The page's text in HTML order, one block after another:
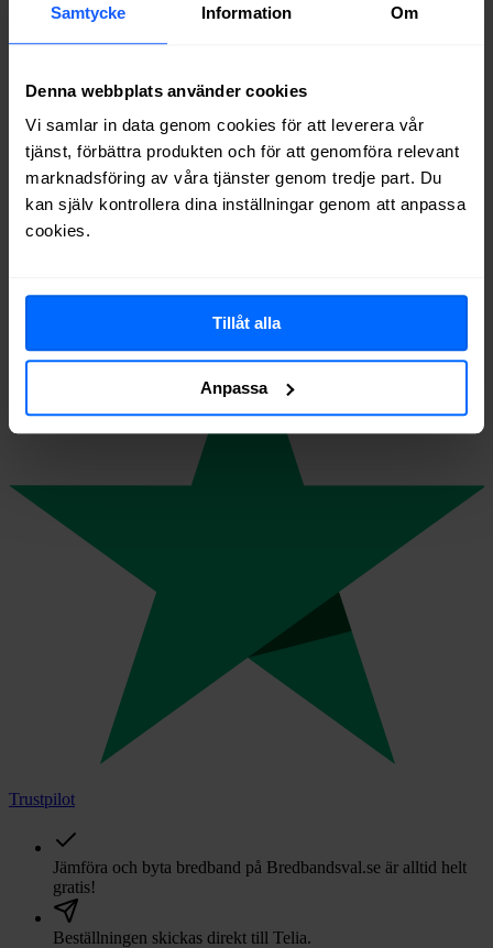
Samtycke Information Om
Denna webbplats använder cookies
Vi samlar in data genom cookies för att leverera vår
tjänst, förbättra produkten och för att genomföra relevant
marknadsföring av våra tjänster genom tredje part. Du
kan själv kontrollera dina inställningar genom att anpassa
cookies.
Tillåt alla
Anpassa
Alltid 14 dagars ångerrätt.
Vi guidar dig i uppsägning av tidigare abonnemang.
Lite på våra nöjda kunder
Utmärkt
6 335omdömen på
Trustpilot
Jämföra och byta bredband på Bredbandsval.se är alltid helt
gratis!
Beställningen skickas direkt till Telia.